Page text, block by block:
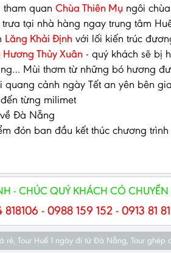
quan Chùa Thiên Mụ ngôi
tại nhà hàng ngay trung tâm
Lăng Khải Định với lối kiến trúc
Hương Thủy Xuân - quý khách sẽ bị
Mùi thơm từ những bó hương
cảnh ngày Tết an yên bên
từng milimet
Đà Nẵng
đón ban đầu kết thúc chương trình
- CHÚC QUÝ KHÁCH CÓ CHUYẾN
- 0988 159 152 - 0913 81
rẻ, Tour Huế 1 ngày đi từ Đà Nẵng, Tour ghép